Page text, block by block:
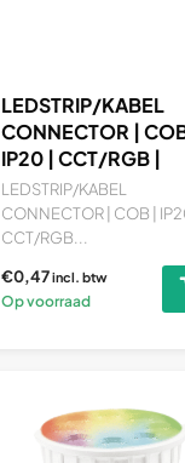
LEDSTRIP/KABEL
CONNECTOR |
IP20 | CCT/RGB |
10MM
LEDSTRIP/KABEL
CONNECTOR | COB |
CCT/RGB...
€0,47incl. btw
Op voorraad